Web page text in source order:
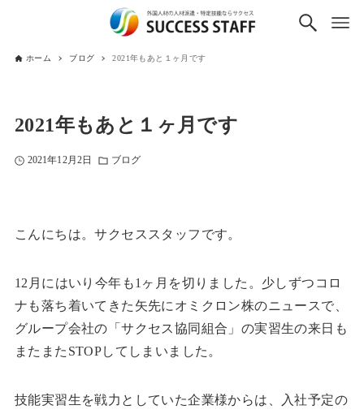
ホーム ブログ 2021年もあと１ヶ月です
2021年もあと１ヶ月です
2021年12月2日 ブログ
こんにちは。サクセススタッフです。
12月にはいり今年も1ヶ月を切りました。少しずつコロ
ナも落ち着いてきた矢先にオミクロン株のニュースで、
グループ会社の「サクセス協同組合」 の実習生の来日も
またまたSTOPしてしまいました。
技能実習生を戦力としていた企業様からは、入社予定の